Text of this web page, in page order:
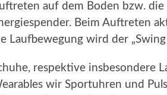
auf dem Boden bzw. die
Beim Auftreten
Laufbewegung wird der
respektive insbesondere
wir Sportuhren und